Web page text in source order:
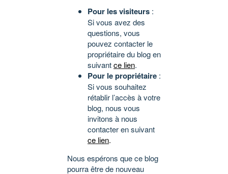
Pour les visiteurs :
Si vous avez des
questions, vous
pouvez contacter le
propriétaire du blog en
suivantce lien.
Pour le propriétaire :
Si vous souhaitez
rétablir l’accès à votre
blog, nous vous
invitons à nous
contacter en suivant
ce lien.
Nous espérons que ce blog
pourra être de nouveau